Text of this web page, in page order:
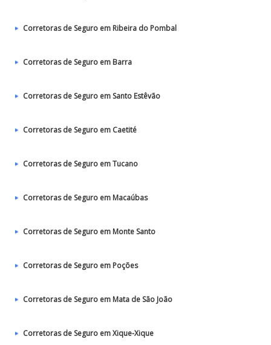
Corretoras de Seguro em Ribeira do Pombal
Corretoras de Seguro em Barra
Corretoras de Seguro em Santo Estêvão
Corretoras de Seguro em Caetité
Corretoras de Seguro em Tucano
Corretoras de Seguro em Macaúbas
Corretoras de Seguro em Monte Santo
Corretoras de Seguro em Poções
Corretoras de Seguro em Mata de São João
Corretoras de Seguro em Xique-Xique